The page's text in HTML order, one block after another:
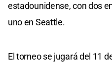
estadounidense, con dos
uno en Seattle.
El torneo se jugará del 11